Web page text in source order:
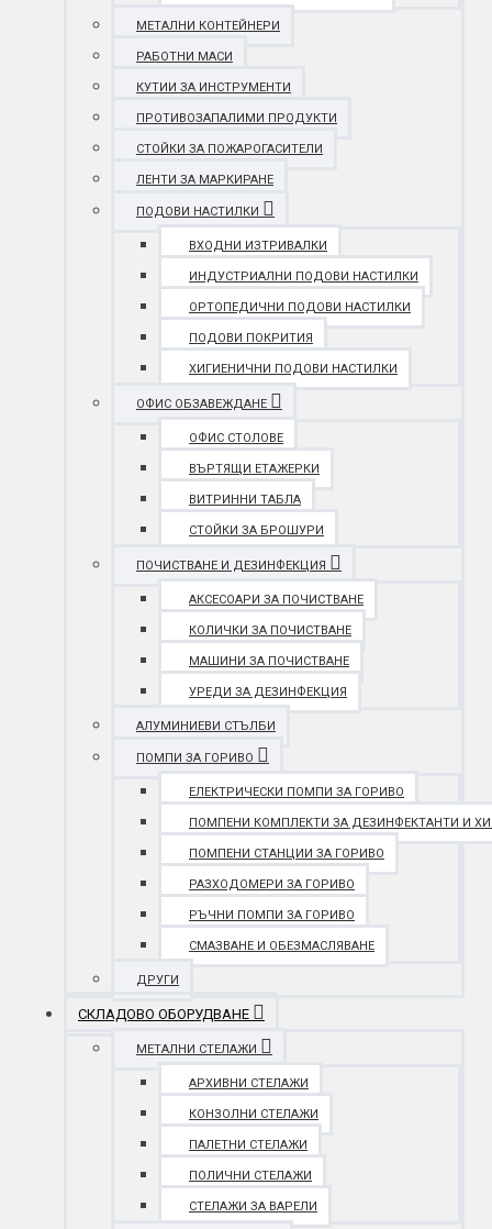
МЕТАЛНИ КОНТЕЙНЕРИ
РАБОТНИ МАСИ
КУТИИ ЗА ИНСТРУМЕНТИ
ПРОТИВОЗАПАЛИМИ ПРОДУКТИ
СТОЙКИ ЗА ПОЖАРОГАСИТЕЛИ
ЛЕНТИ ЗА МАРКИРАНЕ
ПОДОВИ НАСТИЛКИ
ВХОДНИ ИЗТРИВАЛКИ
ИНДУСТРИАЛНИ ПОДОВИ НАСТИЛКИ
ОРТОПЕДИЧНИ ПОДОВИ НАСТИЛКИ
ПОДОВИ ПОКРИТИЯ
ХИГИЕНИЧНИ ПОДОВИ НАСТИЛКИ
ОФИС ОБЗАВЕЖДАНЕ
ОФИС СТОЛОВЕ
ВЪРТЯЩИ ЕТАЖЕРКИ
ВИТРИННИ ТАБЛА
СТОЙКИ ЗА БРОШУРИ
ПОЧИСТВАНЕ И ДЕЗИНФЕКЦИЯ
АКСЕСОАРИ ЗА ПОЧИСТВАНЕ
КОЛИЧКИ ЗА ПОЧИСТВАНЕ
МАШИНИ ЗА ПОЧИСТВАНЕ
УРЕДИ ЗА ДЕЗИНФЕКЦИЯ
АЛУМИНИЕВИ СТЪЛБИ
ПОМПИ ЗА ГОРИВО
ЕЛЕКТРИЧЕСКИ ПОМПИ ЗА ГОРИВО
ПОМПЕНИ КОМПЛЕКТИ ЗА ДЕЗИНФЕКТАНТИ И
ПОМПЕНИ СТАНЦИИ ЗА ГОРИВО
РАЗХОДОМЕРИ ЗА ГОРИВО
РЪЧНИ ПОМПИ ЗА ГОРИВО
СМАЗВАНЕ И ОБЕЗМАСЛЯВАНЕ
ДРУГИ
СКЛАДОВО ОБОРУДВАНЕ
МЕТАЛНИ СТЕЛАЖИ
АРХИВНИ СТЕЛАЖИ
КОНЗОЛНИ СТЕЛАЖИ
ПАЛЕТНИ СТЕЛАЖИ
ПОЛИЧНИ СТЕЛАЖИ
СТЕЛАЖИ ЗА ВАРЕЛИ